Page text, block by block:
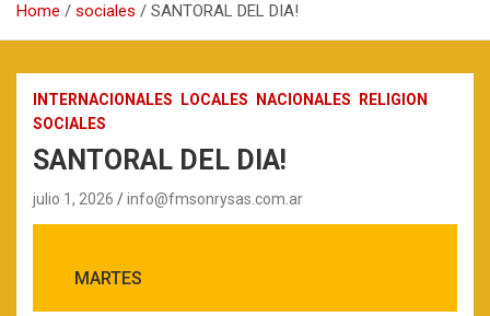
Home sociales SANTORAL DEL DIA!
INTERNACIONALES LOCALES NACIONALES
RELIGION
SOCIALES
SANTORAL DEL DIA!
julio 1, 2026 info@fmsonrysas.com.ar
MARTES